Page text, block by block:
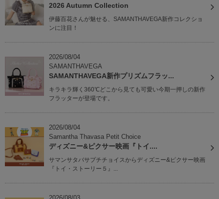
2026 Autumn Collection
伊藤百花さんが魅せる、SAMANTHAVEGA新作コレクショ
ンに注目！
2026/08/04
SAMANTHAVEGA
SAMANTHAVEGA新作プリズムフラッ...
キラキラ輝く360℃どこから見ても可愛い今期一押しの新作
フラッターが登場です。
2026/08/04
Samantha Thavasa Petit Choice
ディズニー&ピクサー映画『トイ....
サマンサタバサプチチョイスからディズニー&ピクサー映画
『トイ・ストーリー５』...